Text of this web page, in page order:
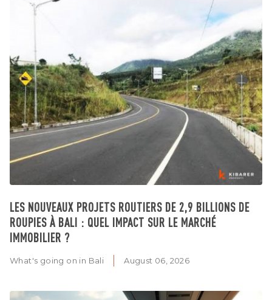
LES NOUVEAUX PROJETS ROUTIERS DE 2,9 BILLIONS DE
ROUPIES À BALI : QUEL IMPACT SUR LE MARCHÉ
IMMOBILIER ?
What's going on in Bali August 06, 2026